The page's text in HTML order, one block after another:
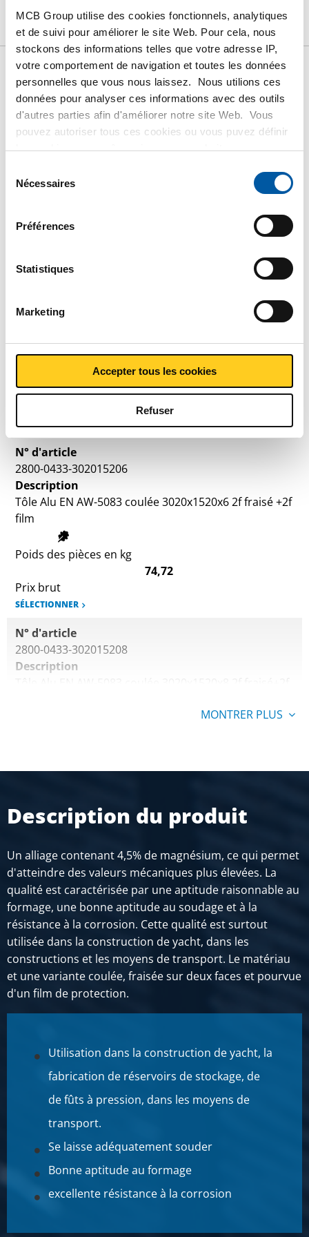
MCB Group utilise des cookies fonctionnels, analytiques
et de suivi pour améliorer le site Web. Pour cela, nous
stockons des informations telles que votre adresse IP,
votre comportement de navigation et toutes les données
personnelles que vous nous laissez. Nous utilions ces
données pour analyser ces informations avec des outils
d'autres parties afin d'améliorer notre site Web. Vous
pouvez autoriser tous ces cookies ou vous puvez définir
les cookies vous-même si vous ne souhaitez pas que
plus d'informations sur les cookies que nous conservons
et les parties avec lesquelles nous travaillons dans notre
règlementICI
Nécessaires
Préférences
Statistiques
Marketing
Accepter tous les cookies
Refuser
CARACTÉRISTIQUES
Liste de prix bruts:
Tôle/feuillard alu EN AW-
5083 coulé 2 face fraisé+2f
film
Prix en euro par 0 KG
N° d'article
Description
Tôle Alu EN AW-5083 coulée 3020x1520x5 2f fraisé+2f
Poids des pièces en kg
62,27
SÉLECTIONNER
N° d'article
2800-0433-302015206
Description
Tôle Alu EN AW-5083 coulée 3020x1520x6 2f fraisé +2f
film
Poids des pièces en kg
74,72
Prix brut
SÉLECTIONNER
N° d'article
2800-0433-302015208
Description
Prix brut
N° d'article
2800-0433-3020152010
Description
Tôle Alu EN AW-5083 coulée 3020x1520x10 2f fraisé +2f
film
Poids des pièces en kg
124,54
Prix brut
SÉLECTIONNER
N° d'article
2800-0433-4020202010
Tôle Alu EN AW-5083 coulée 4020x2020x10 2f fraisé +2f
Poids des pièces en kg
Prix brut
SÉLECTIONNER
N° d'article
2800-0433-4020218510
MONTRER PLUS
Description du produit
Un alliage contenant 4,5% de magnésium, ce qui permet
d'atteindre des valeurs mécaniques plus élevées. La
qualité est caractérisée par une aptitude raisonnable au
formage, une bonne aptitude au soudage et à la
résistance à la corrosion. Cette qualité est surtout
utilisée dans la construction de yacht, dans les
constructions et les moyens de transport. Le matériau
et une variante coulée, fraisée sur deux faces et pourvue
d'un film de protection.
Utilisation dans la construction de yacht, la
fabrication de réservoirs de stockage, de
de fûts à pression, dans les moyens de
transport.
Se laisse adéquatement souder
Bonne aptitude au formage
excellente résistance à la corrosion